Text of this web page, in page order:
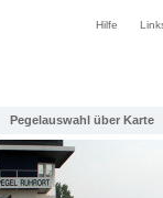
Hilfe
Pegelauswahl über Karte